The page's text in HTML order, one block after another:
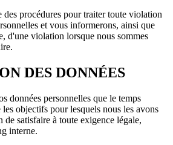
des procédures pour traiter toute violation
et vous informerons, ainsi que
d'une violation lorsque nous sommes
DES DONNÉES
données personnelles que le temps
les objectifs pour lesquels nous les avons
satisfaire à toute exigence légale,
interne.